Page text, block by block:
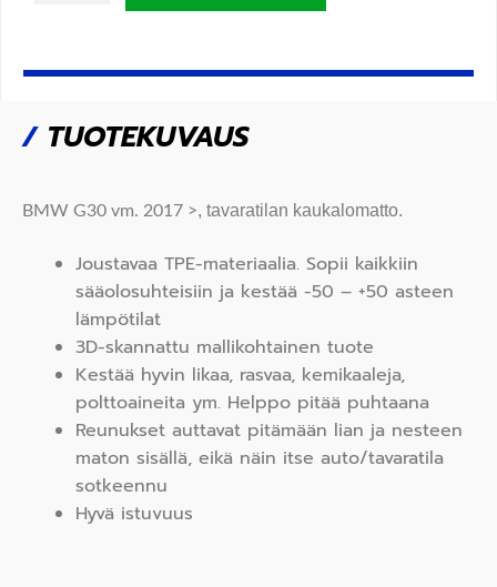
/TUOTEKUVAUS
BMW G30 vm. 2017 >, tavaratilan kaukalomatto.
Joustavaa TPE-materiaalia. Sopii kaikkiin
sääolosuhteisiin ja kestää -50 – +50 asteen
lämpötilat
3D-skannattu mallikohtainen tuote
Kestää hyvin likaa, rasvaa, kemikaaleja,
polttoaineita ym. Helppo pitää puhtaana
Reunukset auttavat pitämään lian ja nesteen
maton sisällä, eikä näin itse auto/tavaratila
sotkeennu
Hyvä istuvuus